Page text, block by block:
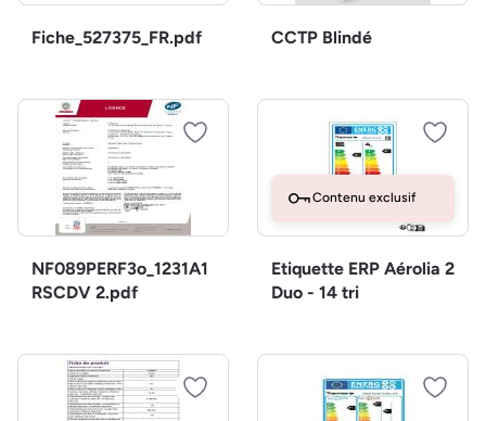
Fiche_527375_FR.pdf CCTP Blindé
NF089PERF3o_1231A1
RSCDV 2.pdf
Contenu exclusif
Etiquette ERP Aérolia 2
Duo - 14 tri